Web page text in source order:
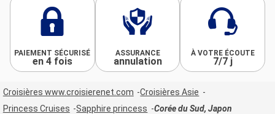
PAIEMENT SÉCURISÉ
en 4 fois
ASSURANCE
annulation
À VOTRE ÉCOUTE
7/7 j
Croisières www.croisierenet.com
Croisières Asie
Princess Cruises
Sapphire princess Corée du Sud, Japon